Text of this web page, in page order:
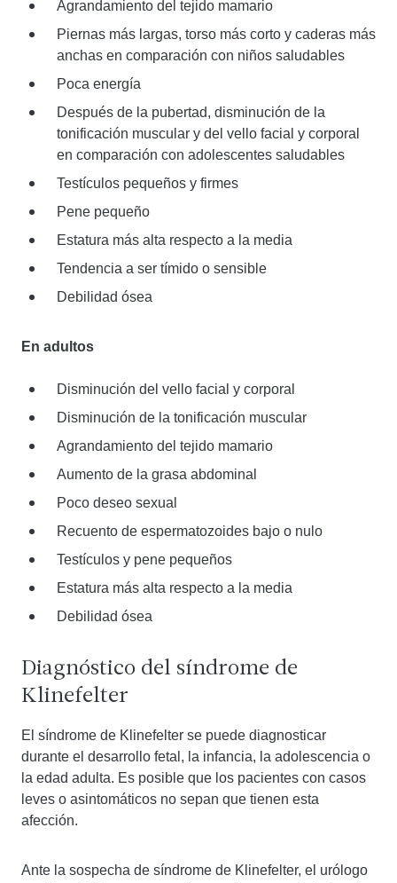
Agrandamiento del tejido mamario
Piernas más largas, torso más corto y caderas más
anchas en comparación con niños saludables
Poca energía
Después de la pubertad, disminución de la
tonificación muscular y del vello facial y corporal
en comparación con adolescentes saludables
Testículos pequeños y firmes
Pene pequeño
Estatura más alta respecto a la media
Tendencia a ser tímido o sensible
Debilidad ósea
En adultos
Disminución del vello facial y corporal
Disminución de la tonificación muscular
Agrandamiento del tejido mamario
Aumento de la grasa abdominal
Poco deseo sexual
Recuento de espermatozoides bajo o nulo
Testículos y pene pequeños
Estatura más alta respecto a la media
Debilidad ósea
Diagnóstico del síndrome de
Klinefelter
El síndrome de Klinefelter se puede diagnosticar
durante el desarrollo fetal, la infancia, la adolescencia o
la edad adulta. Es posible que los pacientes con casos
leves o asintomáticos no sepan que tienen esta
afección.
Ante la sospecha de síndrome de Klinefelter, el urólogo